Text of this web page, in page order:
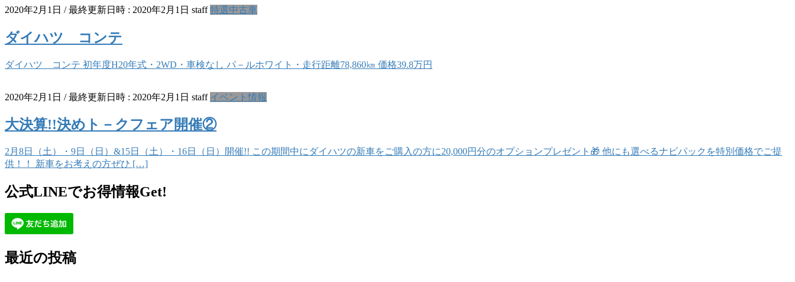
2020年2月1日 / 最終更新日時 : 2020年2月1日 staff 特選中古車
ダイハツ コンテ
ダイハツ コンテ 初年度H20年式・2WD・車検なし パ－ルホワイト・走行距離78,860㎞ 価格39.8万円
2020年2月1日 / 最終更新日時 : 2020年2月1日 staff イベント情報
大決算!!決めト－クフェア開催②
2月8日（土）・9日（日）&15日（土）・16日（日）開催!! この期間中にダイハツの新車をご購入の方に20,000円分のオプションプレゼント🎁 他にも選べるナビパックを特別価格でご提
供！！ 新車をお考えの方ぜひ […]
公式LINEでお得情報Get!
最近の投稿